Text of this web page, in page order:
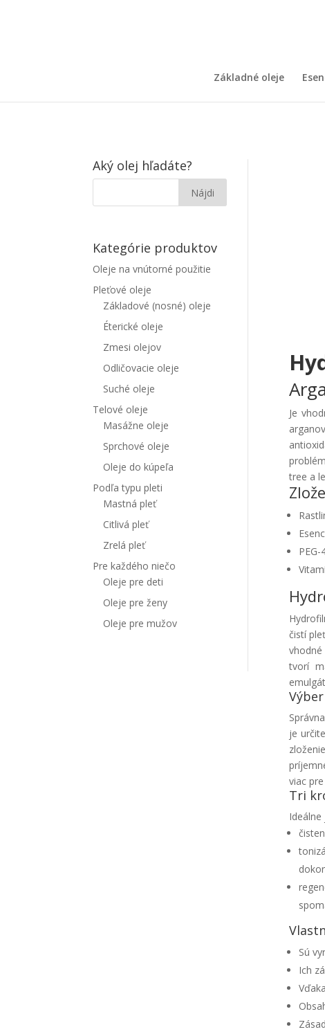
Základné oleje
Aký olej hľadáte?
Kategórie produktov
Oleje na vnútorné použitie
Pleťové oleje
Základové (nosné) oleje
Éterické oleje
Zmesi olejov
Odličovacie oleje
Suché oleje
Telové oleje
Masážne oleje
Sprchové oleje
Oleje do kúpeľa
Podľa typu pleti
Mastná pleť
Citlivá pleť
Zrelá pleť
Pre každého niečo
Oleje pre deti
Oleje pre ženy
Oleje pre mužov
Je
tree a
čistí
tvorí
je
viac
Tri
Sú
Ich